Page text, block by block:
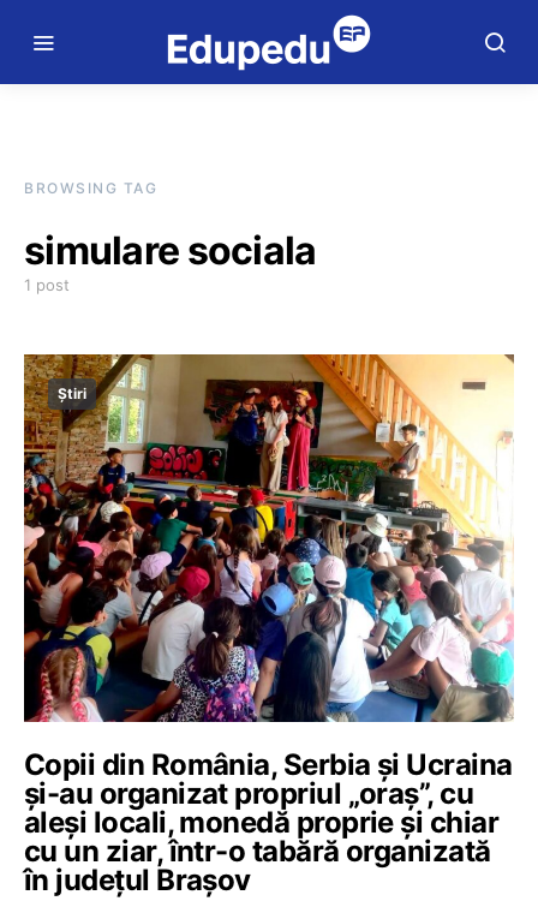
BROWSING TAG
simulare sociala
1 post
Știri
Copii din România, Serbia și Ucraina
și-au organizat propriul „oraș”, cu
aleși locali, monedă proprie și chiar
cu un ziar, într-o tabără organizată
în județul Brașov